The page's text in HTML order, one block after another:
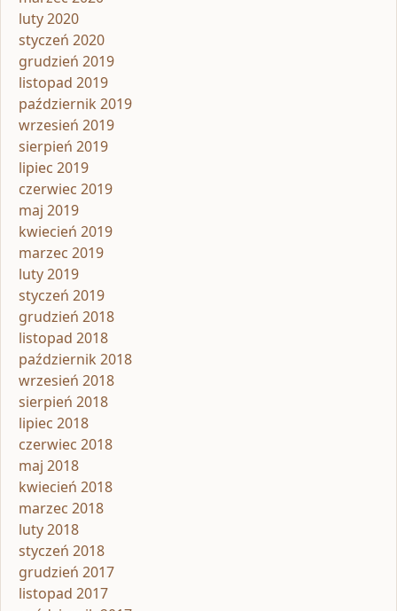
luty 2020
styczeń 2020
grudzień 2019
listopad 2019
październik 2019
wrzesień 2019
sierpień 2019
lipiec 2019
czerwiec 2019
maj 2019
kwiecień 2019
marzec 2019
luty 2019
styczeń 2019
grudzień 2018
listopad 2018
październik 2018
wrzesień 2018
sierpień 2018
lipiec 2018
czerwiec 2018
maj 2018
kwiecień 2018
marzec 2018
luty 2018
styczeń 2018
grudzień 2017
listopad 2017